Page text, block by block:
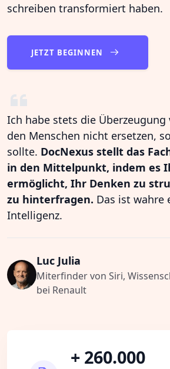
schreiben transformiert haben.
JETZT BEGINNEN
Ich habe stets die Überzeugung
den Menschen nicht ersetzen,
sollte. DocNexus stellt das
in den Mittelpunkt, indem es
ermöglicht, Ihr Denken zu
zu hinterfragen. Das ist wahre
Intelligenz.
Luc Julia
Miterfinder von Siri,
bei Renault
+ 260.000